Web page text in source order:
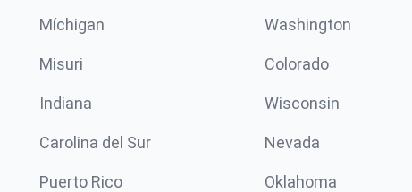
Míchigan Washington
Misuri Colorado
Indiana Wisconsin
Carolina del Sur Nevada
Puerto Rico Oklahoma